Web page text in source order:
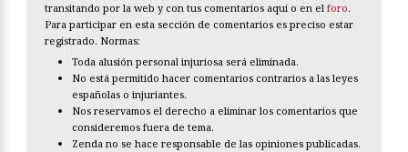
transitando por la web y con tus comentarios aquí o en el foro.
Para participar en esta sección de comentarios es preciso estar
registrado. Normas:
Toda alusión personal injuriosa será eliminada.
No está permitido hacer comentarios contrarios a las leyes
españolas o injuriantes.
Nos reservamos el derecho a eliminar los comentarios que
consideremos fuera de tema.
Zenda no se hace responsable de las opiniones publicadas.